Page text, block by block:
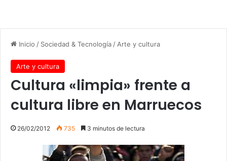
Inicio / Sociedad & Tecnología / Arte y cultura
Arte y cultura
Cultura «limpia» frente a
cultura libre en Marruecos
26/02/2012 735 3 minutos de lectura